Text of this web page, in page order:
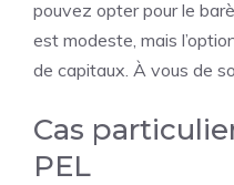
pouvez opter pour le
est modeste, mais
de capitaux. À vous de
Cas
PEL